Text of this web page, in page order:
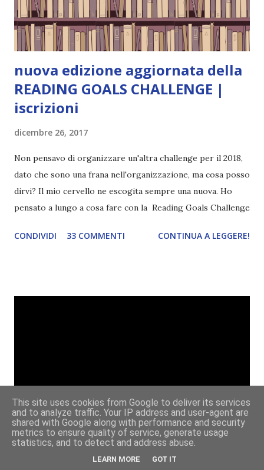
terrificante. Non mi vede neppure. Ma io l'ho notato. L'ho
visto, l'ho sentito. Le cose che ha fatto, i misfatti ch...
nuova edizione aggiornata della
READING GOALS CHALLENGE |
iscrizioni
dicembre 26, 2017
Non pensavo di organizzare un'altra challenge per il 2018,
dato che sono una frana nell'organizzazione, ma cosa posso
dirvi? Il mio cervello ne escogita sempre una nuova. Ho
pensato a lungo a cosa fare con la Reading Goals Challenge
ho scoperto che anche alcuni di voi avrebbero fatto così,
CONDIVIDI 33 COMMENTI CONTINUA A LEGGERE!
This site uses cookies from Google to deliver its services
and to analyze traffic. Your IP address and user-agent are
shared with Google along with performance and security
metrics to ensure quality of service, generate usage
statistics, and to detect and address abuse.
LEARN MORE GOT IT